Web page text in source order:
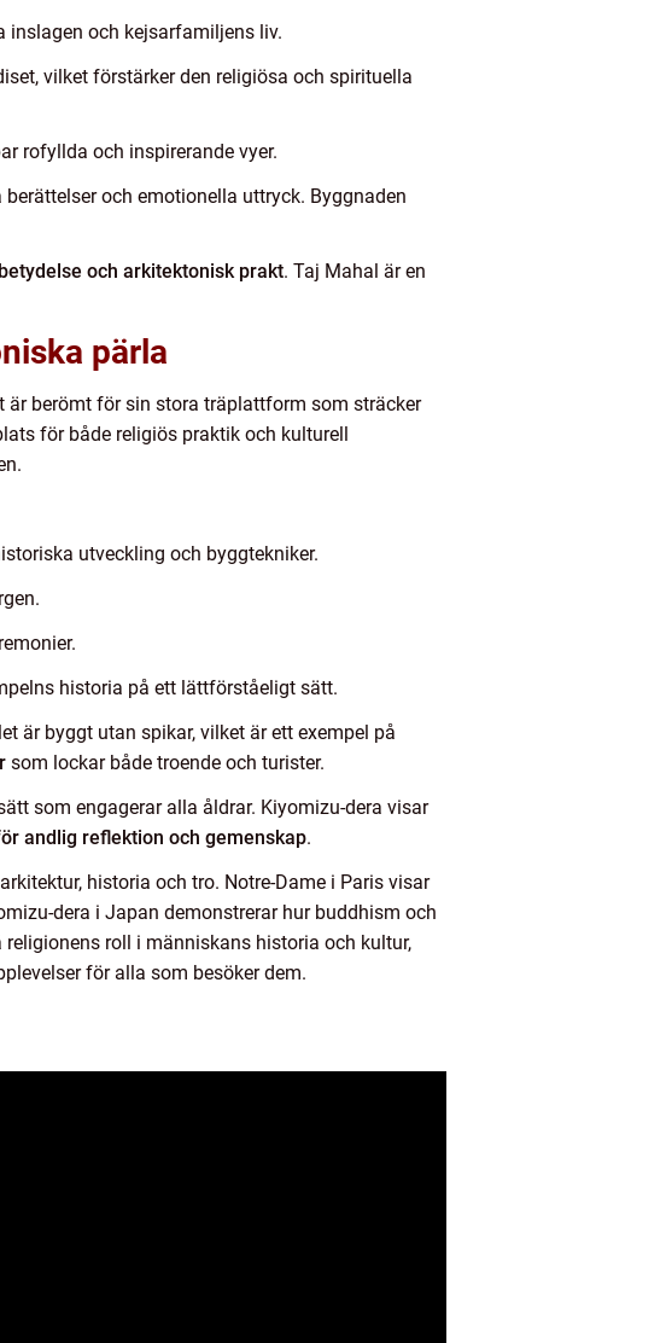
inslagen och kejsarfamiljens liv.
vilket förstärker den religiösa och spirituella
rofyllda och inspirerande vyer.
och emotionella uttryck. Byggnaden
och arkitektonisk prakt. Taj Mahal är en
pärla
är berömt för sin stora träplattform som sträcker
för både religiös praktik och kulturell
utveckling och byggtekniker.
historia på ett lättförståeligt sätt.
är byggt utan spikar, vilket är ett exempel på
som lockar både troende och turister.
som engagerar alla åldrar. Kiyomizu-dera visar
andlig reflektion och gemenskap.
historia och tro. Notre-Dame i Paris visar
dera i Japan demonstrerar hur buddhism och
roll i människans historia och kultur,
för alla som besöker dem.